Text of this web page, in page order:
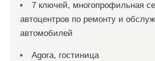
7 ключей, многопрофильная
автоцентров по ремонту и
автомобилей
Agora, гостиница